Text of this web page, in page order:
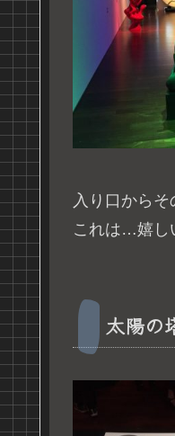
入り口から
これは…嬉し
太陽の